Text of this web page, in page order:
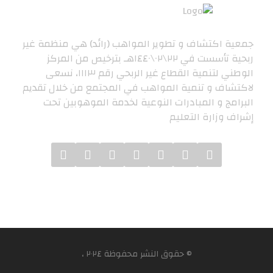
جمعية اكتشاف و تطوير المواهب (رائد) هي منظمة غير
ربحية تأسست في ٢٢\٠٢\١٤٤٠هـ بترخيص من المركز
الوطني لتنمية القطاع غير الربحي رقم ١١١٣، نسعى
لاكتشاف و تنمية المواهب في المجتمع من خلال تقديم
البرامج و المبادرات النوعية لخدمة الموهوبين تحت
إشراف وزارة التعليم
© حقوق النشر محفوظة ٢٠٢٤ ،